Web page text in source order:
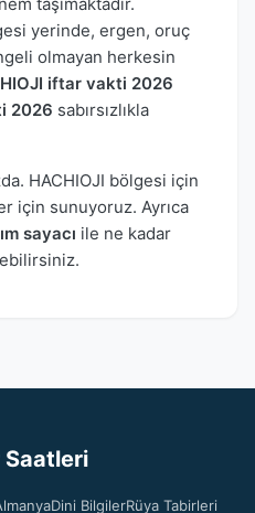
yerinde, ergen, oruç
olmayan herkesin
iftar vakti 2026
2026 sabırsızlıkla
HACHIOJI bölgesi için
için sunuyoruz. Ayrıca
sayacı ile ne kadar
Dini BilgilerRüya Tabirleri